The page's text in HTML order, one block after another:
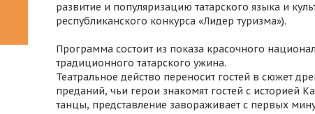
развитие и популяризацию татарского языка и
республиканского конкурса «Лидер туризма»).
Программа состоит из показа красочного
традиционного татарского ужина.
Театральное действо переносит гостей в сюжет
преданий, чьи герои знакомят гостей с историей
танцы, представление завораживает с первых